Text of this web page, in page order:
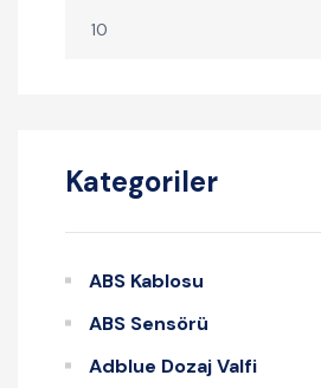
Kategoriler
ABS Kablosu
ABS Sensörü
Adblue Dozaj Valfi